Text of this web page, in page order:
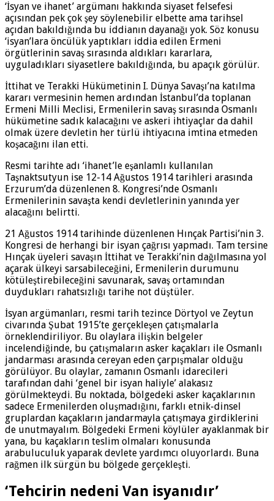
‘İsyan ve ihanet’ argümanı hakkında siyaset felsefesi
açısından pek çok şey söylenebilir elbette ama tarihsel
açıdan bakıldığında bu iddianın dayanağı yok. Söz konusu
‘isyan’lara öncülük yaptıkları iddia edilen Ermeni
örgütlerinin savaş sırasında aldıkları kararlara,
uyguladıkları siyasetlere bakıldığında, bu apaçık görülür.
İttihat ve Terakki Hükümetinin I. Dünya Savaşı’na katılma
kararı vermesinin hemen ardından İstanbul’da toplanan
Ermeni Milli Meclisi, Ermenilerin savaş sırasında Osmanlı
hükümetine sadık kalacağını ve askeri ihtiyaçlar da dahil
olmak üzere devletin her türlü ihtiyacına imtina etmeden
koşacağını ilan etti.
Resmi tarihte adı ‘ihanet’le eşanlamlı kullanılan
Taşnaktsutyun ise 12-14 Ağustos 1914 tarihleri arasında
Erzurum’da düzenlenen 8. Kongresi’nde Osmanlı
Ermenilerinin savaşta kendi devletlerinin yanında yer
alacağını belirtti.
21 Ağustos 1914 tarihinde düzenlenen Hınçak Partisi’nin 3.
Kongresi de herhangi bir isyan çağrısı yapmadı. Tam tersine
Hınçak üyeleri savaşın İttihat ve Terakki’nin dağılmasına yol
açarak ülkeyi sarsabileceğini, Ermenilerin durumunu
kötüleştirebileceğini savunarak, savaş ortamından
duydukları rahatsızlığı tarihe not düştüler.
İsyan argümanları, resmi tarih tezince Dörtyol ve Zeytun
civarında Şubat 1915’te gerçekleşen çatışmalarla
örneklendiriliyor. Bu olaylara ilişkin belgeler
incelendiğinde, bu çatışmaların asker kaçakları ile Osmanlı
jandarması arasında cereyan eden çarpışmalar olduğu
görülüyor. Bu olaylar, zamanın Osmanlı idarecileri
tarafından dahi ‘genel bir isyan haliyle’ alakasız
görülmekteydi. Bu noktada, bölgedeki asker kaçaklarının
sadece Ermenilerden oluşmadığını, farklı etnik-dinsel
gruplardan kaçakların jandarmayla çatışmaya girdiklerini
de unutmayalım. Bölgedeki Ermeni köylüler ayaklanmak bir
yana, bu kaçakların teslim olmaları konusunda
arabuluculuk yaparak devlete yardımcı oluyorlardı. Buna
rağmen ilk sürgün bu bölgede gerçekleşti.
‘Tehcirin nedeni Van isyanıdır’